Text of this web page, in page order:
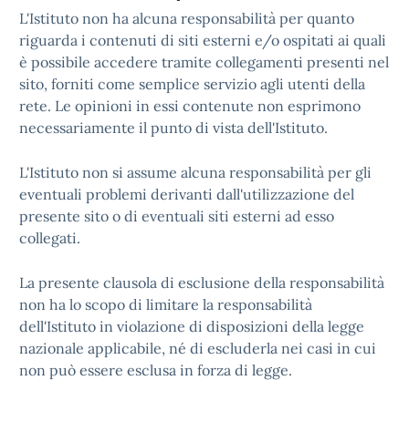
L'Istituto non ha alcuna responsabilità per quanto
riguarda i contenuti di siti esterni e/o ospitati ai quali
è possibile accedere tramite collegamenti presenti nel
sito, forniti come semplice servizio agli utenti della
rete. Le opinioni in essi contenute non esprimono
necessariamente il punto di vista dell'Istituto.
L'Istituto non si assume alcuna responsabilità per gli
eventuali problemi derivanti dall'utilizzazione del
presente sito o di eventuali siti esterni ad esso
collegati.
La presente clausola di esclusione della responsabilità
non ha lo scopo di limitare la responsabilità
dell'Istituto in violazione di disposizioni della legge
nazionale applicabile, né di escluderla nei casi in cui
non può essere esclusa in forza di legge.